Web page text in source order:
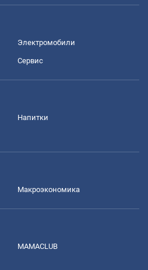
Электромобили
Сервис
Напитки
Mакроэкономика
MAMACLUB